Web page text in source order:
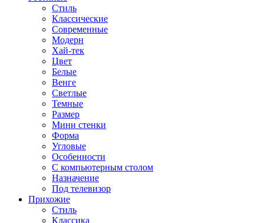
Стиль
Классические
Современные
Модерн
Хай-тек
Цвет
Белые
Венге
Светлые
Темные
Размер
Мини стенки
Форма
Угловые
Особенности
С компьютерным столом
Назначение
Под телевизор
Прихожие
Стиль
Классика